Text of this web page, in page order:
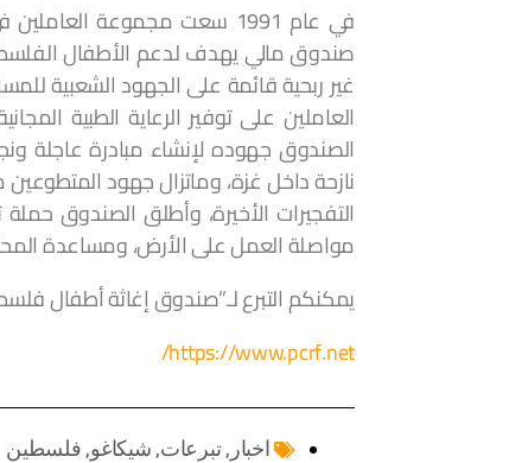
في عام 1991 سعت مجموعة
صندوق مالي يهدف لدعم الأطفال
غير ربحية قائمة على الجهود الشعبية
العاملين على توفير الرعاية الطبية
نازحة داخل غزة، وماتزال جهود المتطوعين
التفجيرات الأخيرة، وأطلق الصندوق
مواصلة العمل على الأرض، ومساعدة
يمكنكم التبرع لـ”صندوق إغاثة أطفال
https://www.pcrf.net/
اخبار ,تبرعات, شيكاغو, فلسطين